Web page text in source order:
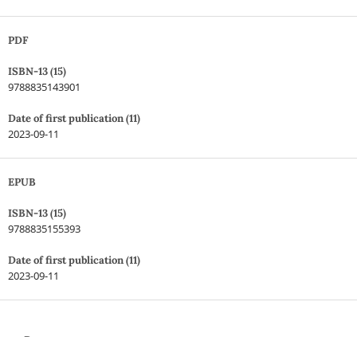
PDF
ISBN-13 (15)
9788835143901
Date of first publication (11)
2023-09-11
EPUB
ISBN-13 (15)
9788835155393
Date of first publication (11)
2023-09-11